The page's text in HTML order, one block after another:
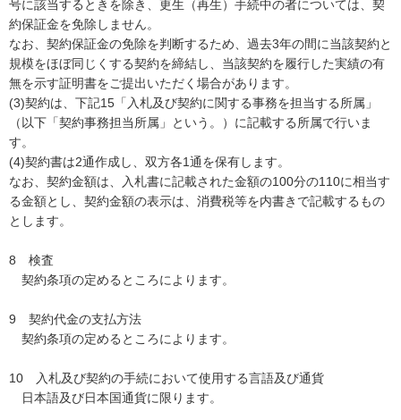
号に該当するときを除き、更生（再生）手続中の者については、契
約保証金を免除しません。
なお、契約保証金の免除を判断するため、過去3年の間に当該契約と
規模をほぼ同じくする契約を締結し、当該契約を履行した実績の有
無を示す証明書をご提出いただく場合があります。
(3)契約は、下記15「入札及び契約に関する事務を担当する所属」
（以下「契約事務担当所属」という。）に記載する所属で行いま
す。
(4)契約書は2通作成し、双方各1通を保有します。
なお、契約金額は、入札書に記載された金額の100分の110に相当す
る金額とし、契約金額の表示は、消費税等を内書きで記載するもの
とします。
8 検査
契約条項の定めるところによります。
9 契約代金の支払方法
契約条項の定めるところによります。
10 入札及び契約の手続において使用する言語及び通貨
日本語及び日本国通貨に限ります。